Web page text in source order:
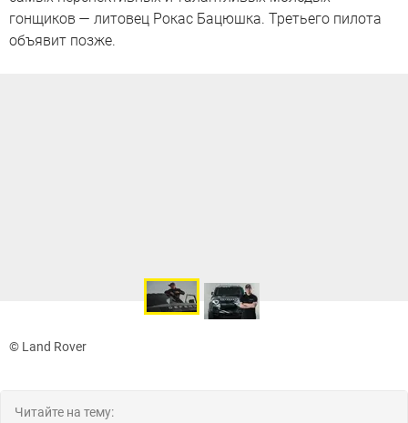
гонщиков — литовец Рокас Бацюшка. Третьего пилота
объявит позже.
© Land Rover
Читайте на тему: